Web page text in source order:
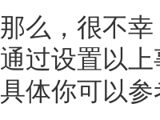
那么，很不
通过设置以
具体你可以